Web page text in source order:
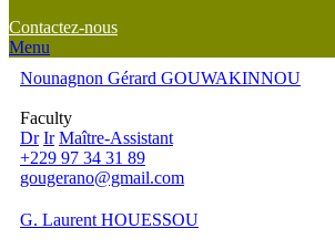
Contactez-nous
Menu
Nounagnon Gérard GOUWAKINNOU
Faculty
Dr Ir Maître-Assistant
+229 97 34 31 89
gougerano@gmail.com
G. Laurent HOUESSOU